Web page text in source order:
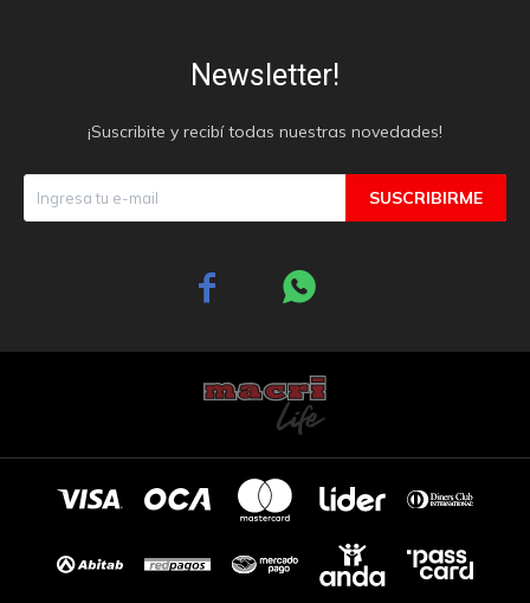
Newsletter!
¡Suscribite y recibí todas nuestras novedades!
SUSCRIBIRME
 